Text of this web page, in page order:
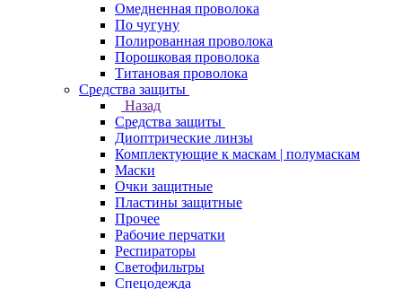
Омедненная проволока
По чугуну
Полированная проволока
Порошковая проволока
Титановая проволока
Средства защиты
Назад
Средства защиты
Диоптрические линзы
Комплектующие к маскам | полумаскам
Маски
Очки защитные
Пластины защитные
Прочее
Рабочие перчатки
Респираторы
Светофильтры
Спецодежда